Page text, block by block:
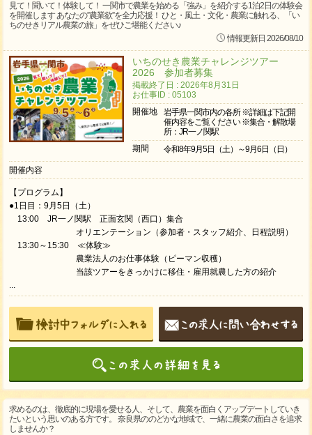
見て！聞いて！体験して！ 一関市で農業を始める「強み」を紹介する1泊2日の体験会
を開催します あなたの”農業欲”を全力応援！ ひと・風土・文化・農業に触れる、「い
ちのせきリアル農業の旅」をぜひご堪能ください♪
情報更新日 2026/08/10
いちのせき農業チャレンジツアー
2026 参加者募集
掲載終了日 : 2026年8月31日
お仕事ID : 05103
開催地
岩手県一関市内の各所 ※詳細は下記開
催内容をご覧ください ※集合・解散場
所：JR一ノ関駅
期間
令和8年9月5日（土）～9月6日（日）
開催内容
【プログラム】
●1日目：9月5日（土）
13:00 JR一ノ関駅 正面玄関（西口）集合
オリエンテーション（参加者・スタッフ紹介、日程説明）
13:30～15:30 ≪体験≫
農業法人のお仕事体験（ピーマン収穫）
当該ツアーをきっかけに移住・雇用就農した方の紹介
...
求めるのは、徹底的に現場を愛せる人、そして、農業を面白くアップデートしていき
たいという思いのある方です。 奈良県ののどかな地域で、一緒に農業の面白さを追求
しませんか？